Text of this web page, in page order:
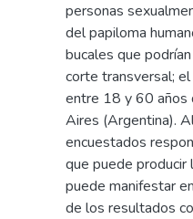
personas
del papiloma
bucales que
corte transversal;
entre 18 y 60 años
Aires (Argentina).
encuestados
que puede producir
puede manifestar
de los resultados